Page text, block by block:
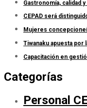
Gastronomía, calidad
CEPAD será
Mujeres
Tiwanaku apuesta por
Capacitación en
Categorías
Personal